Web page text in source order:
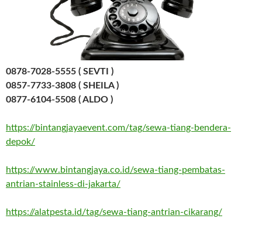
0878-7028-5555 ( SEVTI )
0857-7733-3808 ( SHEILA )
0877-6104-5508 ( ALDO )
https://bintangjayaevent.com/tag/sewa-tiang-bendera-
depok/
https://www.bintangjaya.co.id/sewa-tiang-pembatas-
antrian-stainless-di-jakarta/
https://alatpesta.id/tag/sewa-tiang-antrian-cikarang/